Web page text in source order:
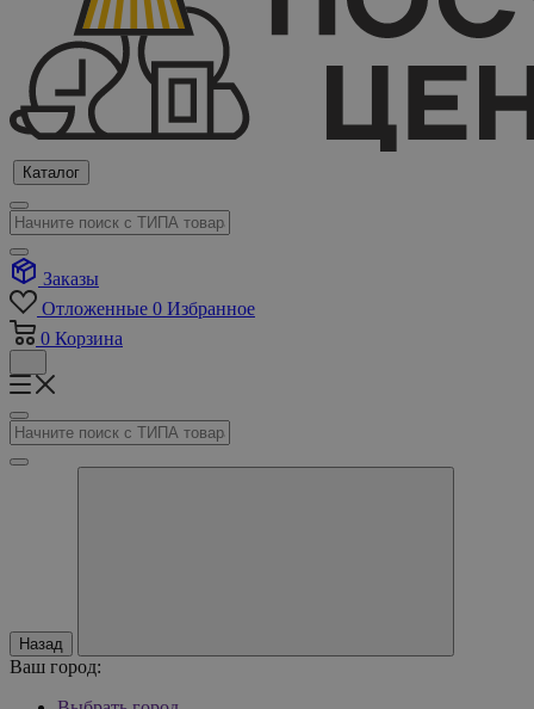
Каталог
Заказы
Отложенные 0 Избранное
0 Корзина
Назад
Ваш город: